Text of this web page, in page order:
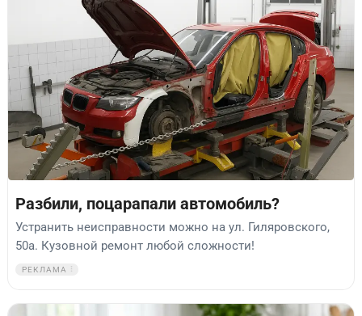
Разбили, поцарапали автомобиль?
Устранить неисправности можно на ул. Гиляровского,
50а. Кузовной ремонт любой сложности!
РЕКЛАМА